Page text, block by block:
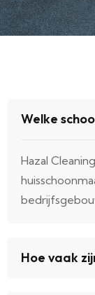
Welke
Hazal
Hoe vaak